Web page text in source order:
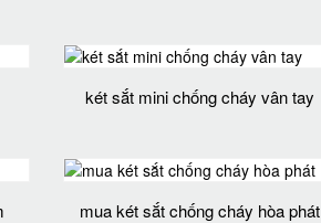
két sắt mini chống cháy vân tay
mua két sắt chống cháy hòa phát